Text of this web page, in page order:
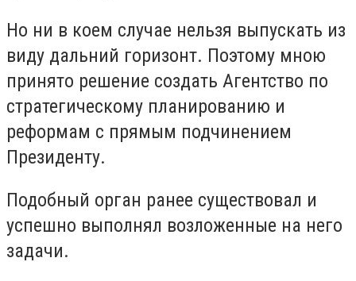
Но ни в коем случае нельзя выпускать из
виду дальний горизонт. Поэтому мною
принято решение создать Агентство по
стратегическому планированию и
реформам с прямым подчинением
Президенту.
Подобный орган ранее существовал и
успешно выполнял возложенные на него
задачи.